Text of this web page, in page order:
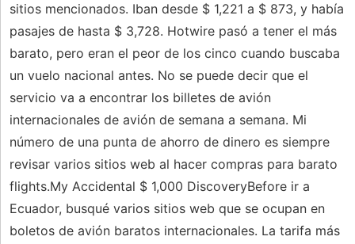
sitios mencionados. Iban desde $ 1,221 a $ 873, y había
pasajes de hasta $ 3,728. Hotwire pasó a tener el más
barato, pero eran el peor de los cinco cuando buscaba
un vuelo nacional antes. No se puede decir que el
servicio va a encontrar los billetes de avión
internacionales de avión de semana a semana. Mi
número de una punta de ahorro de dinero es siempre
revisar varios sitios web al hacer compras para barato
flights.My Accidental $ 1,000 DiscoveryBefore ir a
Ecuador, busqué varios sitios web que se ocupan en
boletos de avión baratos internacionales. La tarifa más